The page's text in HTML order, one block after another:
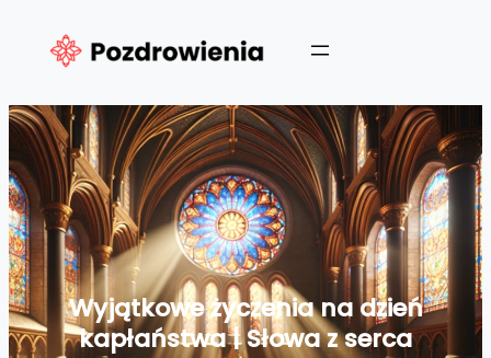
Wyjątkowe życzenia na dzień
kapłaństwa | Słowa z serca